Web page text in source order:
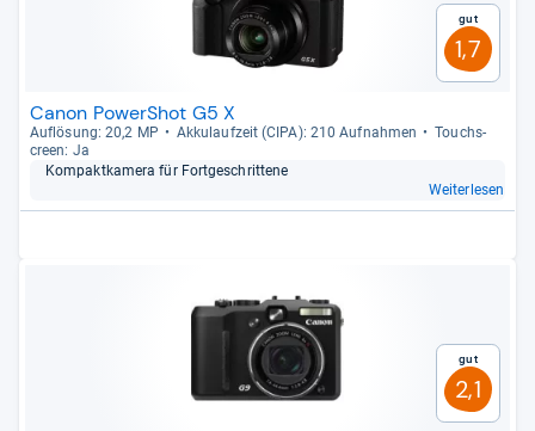
Gut
1,7
Canon PowerShot G5 X
Auf­lö­sung: 20,2 MP Akku­lauf­zeit (CIPA): 210 Auf­nah­men
Touch­s­
creen: Ja
Kom­pakt­ka­mera für Fort­ge­schrit­tene
Weiterlesen
Gut
2,1